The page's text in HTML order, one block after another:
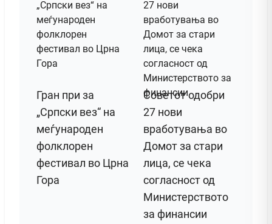
Гран при за
„Српски вез“ на
меѓународен
фолклорен
фестивал во Црна
Гора
Советот одобри
27 нови
вработувања во
Домот за стари
лица, се чека
согласност од
Министерството
за финансии